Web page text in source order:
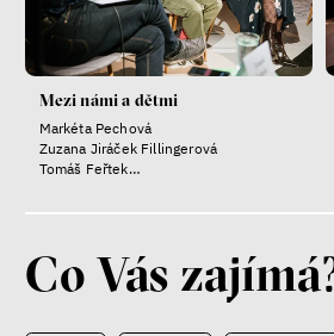
Mezi námi a dětmi
Markéta Pechová
Zuzana Jiráček Fillingerová
Tomáš Feřtek
Co Vás